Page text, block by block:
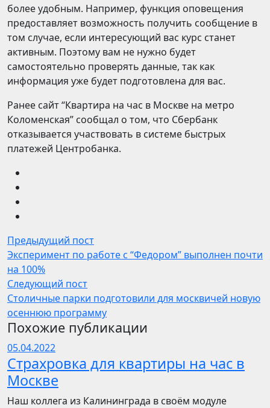
более удобным. Например, функция оповещения
предоставляет возможность получить сообщение в
том случае, если интересующий вас курс станет
активным. Поэтому вам не нужно будет
самостоятельно проверять данные, так как
информация уже будет подготовлена для вас.
Ранее сайт “Квартира на час в Москве на метро
Коломенская” сообщал о том, что Сбербанк
отказывается участвовать в системе быстрых
платежей Центробанка.
Предыдущий пост
Эксперимент по работе с “Федором” выполнен почти
на 100%
Следующий пост
Столичные парки подготовили для москвичей новую
осеннюю программу
Похожие публикации
05.04.2022
Страхровка для квартиры на час в
Москве
Наш коллега из Калининграда в своём модуле